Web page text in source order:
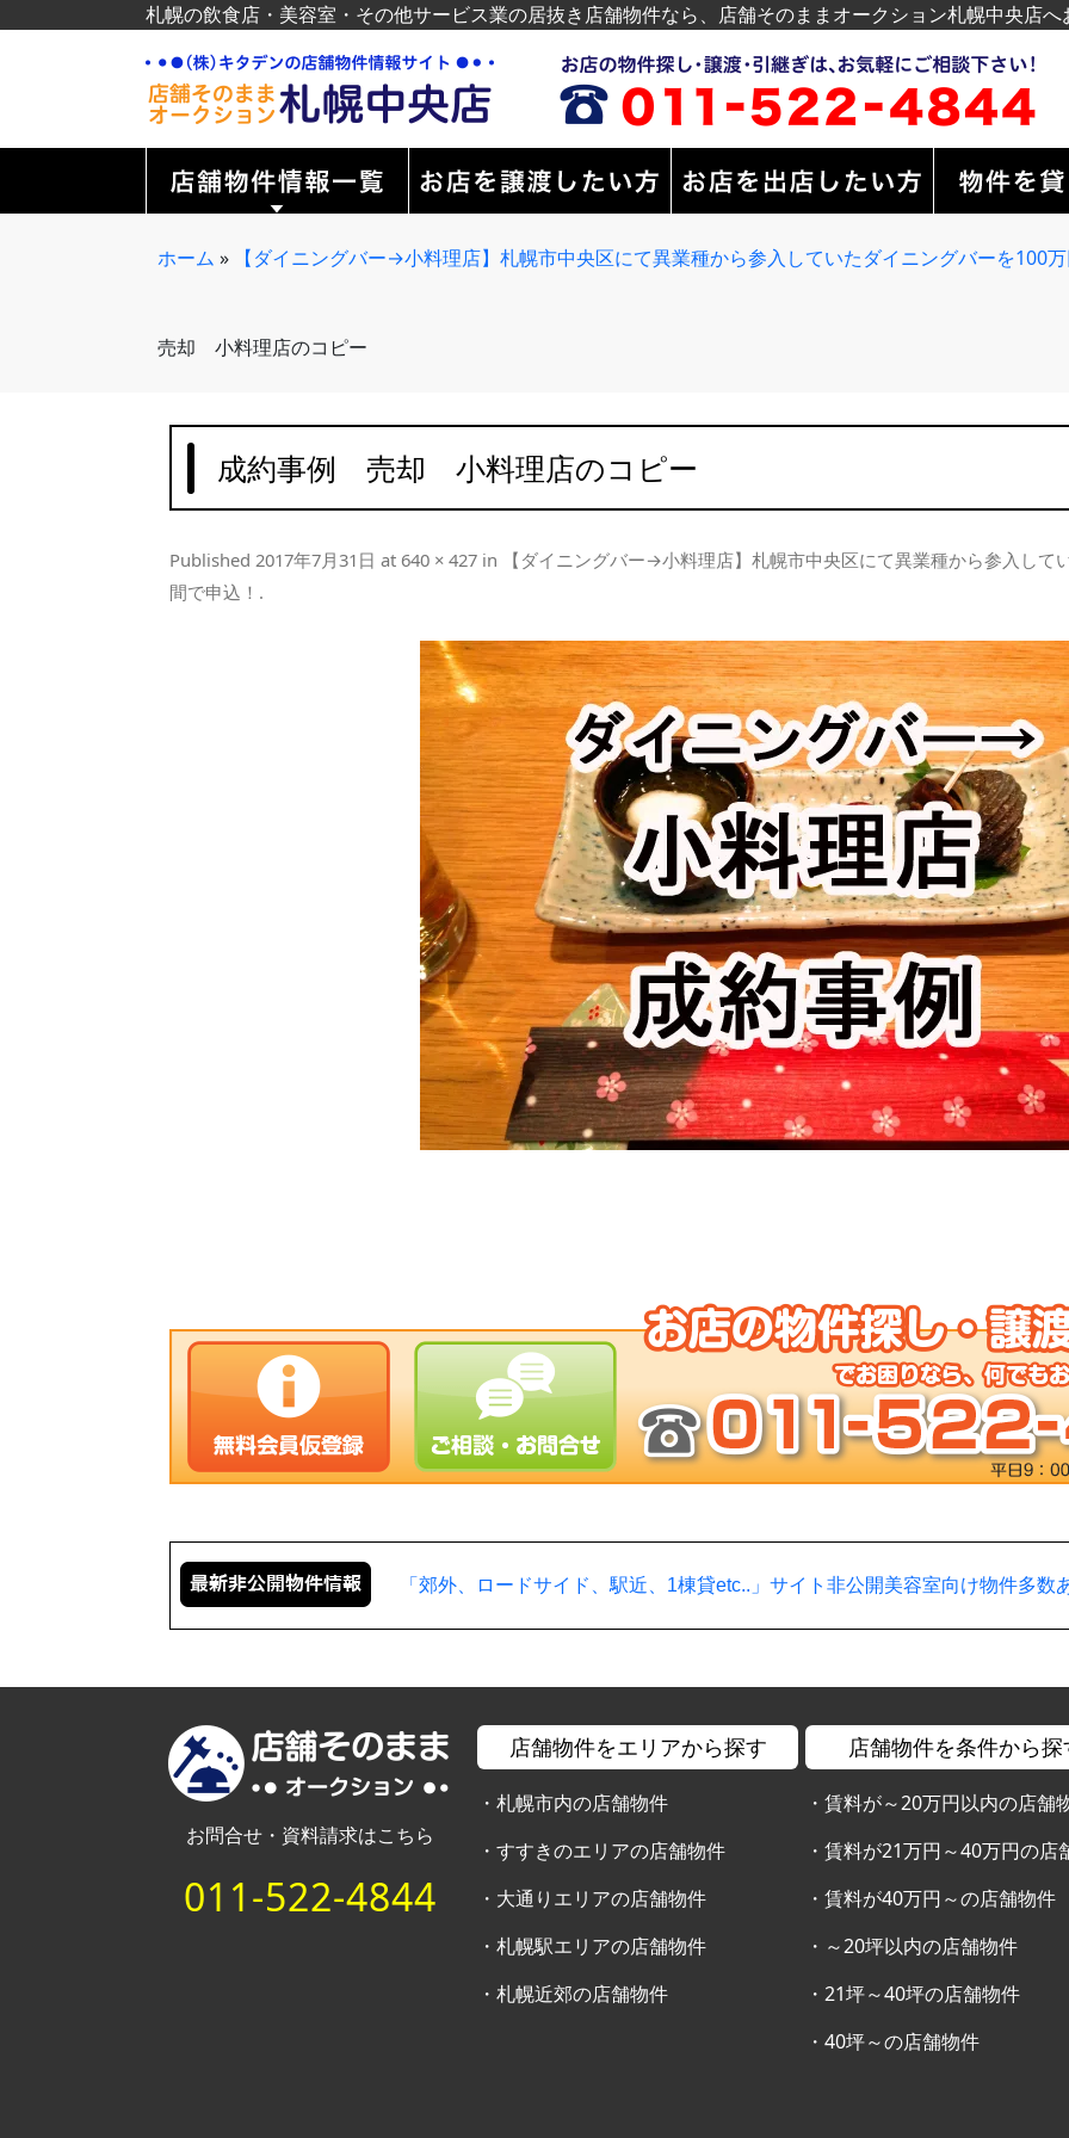
札幌の飲食店・美容室・その他サービス業の居抜き店舗物件なら、店舗そのままオークション札幌中央店
ホーム » 【ダイニングバー→小料理店】札幌市中央区にて異業種から参入していたダイニングバーを100
売却 小料理店のコピー
成約事例 売却 小料理店のコピー
Published 2017年7月31日 at 640 × 427 in
【ダイニングバー→小料理店】札幌市中央区にて異業種から参入し
間で申込！ .
「郊外、ロードサイド、駅近、1棟貸etc..」サイト非公開美容室向け物件多
お問合せ・資料請求はこちら
011-522-4844
店舗物件をエリアから探す
・札幌市内の店舗物件
・すすきのエリアの店舗物件
・ 大通りエリアの店舗物件
・札幌駅エリアの店舗物件
・札幌近郊の店舗物件
店舗物件を条件から探
・賃料が～20万円以内の店舗
・賃料が21万円～40万円の店
・賃料が40万円～の店舗物件
・ ～20坪以内の店舗物件
・21坪～40坪の店舗物件
・40坪～の店舗物件